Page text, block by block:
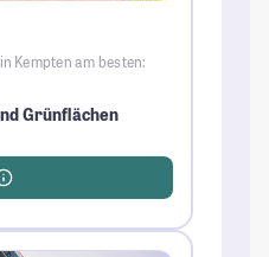
Kempten am besten:
Grünflächen